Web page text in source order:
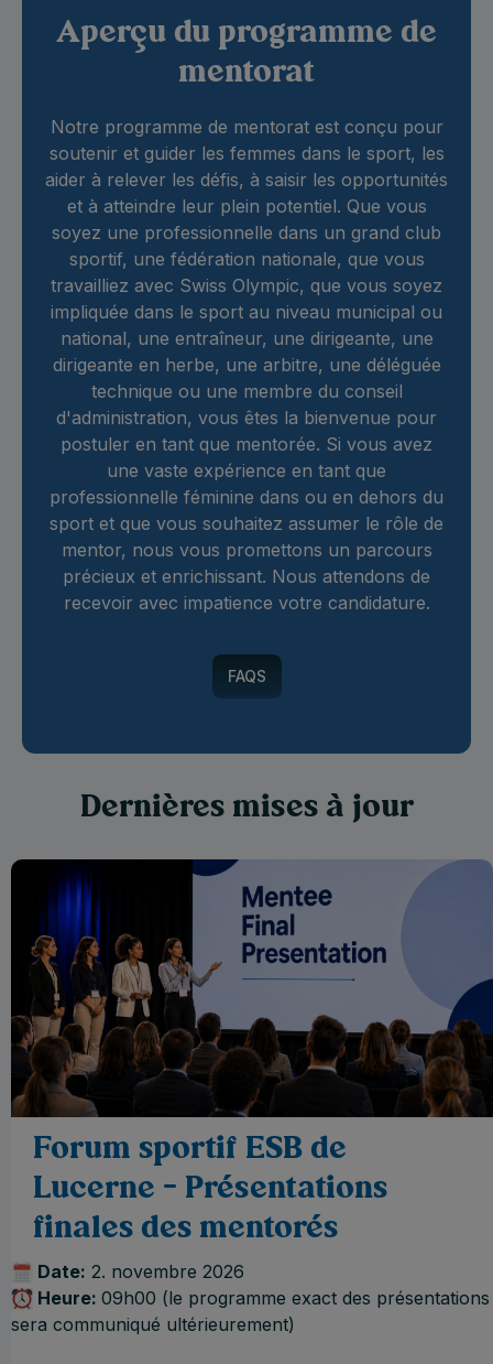
Aperçu du programme de
mentorat
Notre programme de mentorat est conçu pour
soutenir et guider les femmes dans le sport, les
aider à relever les défis, à saisir les opportunités
et à atteindre leur plein potentiel. Que vous
soyez une professionnelle dans un grand club
sportif, une fédération nationale, que vous
travailliez avec Swiss Olympic, que vous soyez
impliquée dans le sport au niveau municipal ou
national, une entraîneur, une dirigeante, une
dirigeante en herbe, une arbitre, une déléguée
technique ou une membre du conseil
d'administration, vous êtes la bienvenue pour
postuler en tant que mentorée. Si vous avez
une vaste expérience en tant que
professionnelle féminine dans ou en dehors du
sport et que vous souhaitez assumer le rôle de
mentor, nous vous promettons un parcours
précieux et enrichissant. Nous attendons de
recevoir avec impatience votre candidature.
FAQS
Dernières mises à jour
Forum sportif ESB de
Lucerne - Présentations
finales des mentorés
Date: 2. novembre 2026
Heure: 09h00 (le programme exact des présentations
sera communiqué ultérieurement)